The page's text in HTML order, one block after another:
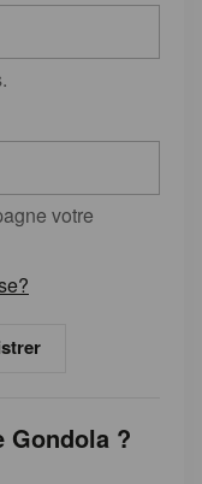
votre
Gondola ?